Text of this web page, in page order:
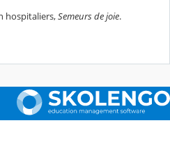
hospitaliers,Semeurs de joie.